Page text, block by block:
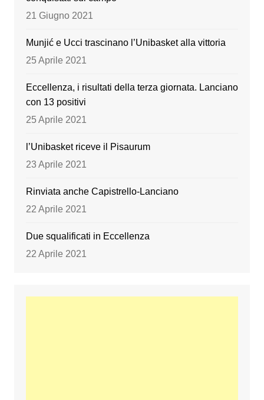
o
21 Giugno 2021
Munjić e Ucci trascinano l’Unibasket alla vittoria
25 Aprile 2021
Eccellenza, i risultati della terza giornata. Lanciano
con 13 positivi
25 Aprile 2021
l’Unibasket riceve il Pisaurum
23 Aprile 2021
Rinviata anche Capistrello-Lanciano
22 Aprile 2021
Due squalificati in Eccellenza
22 Aprile 2021